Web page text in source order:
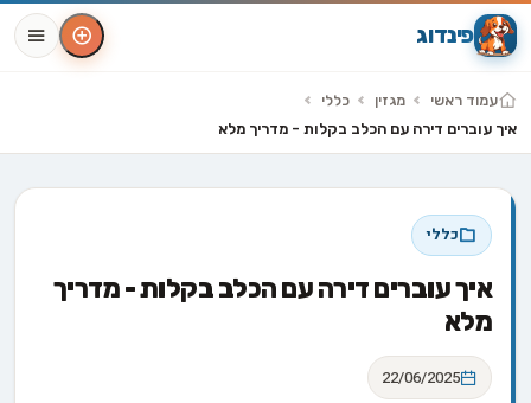
פינדוג
עמוד ראשי מגזין
כללי
איך עוברים דירה עם הכלב בקלות - מדריך מלא
כללי
איך עוברים דירה עם הכלב בקלות - מדריך
מלא
22/06/2025